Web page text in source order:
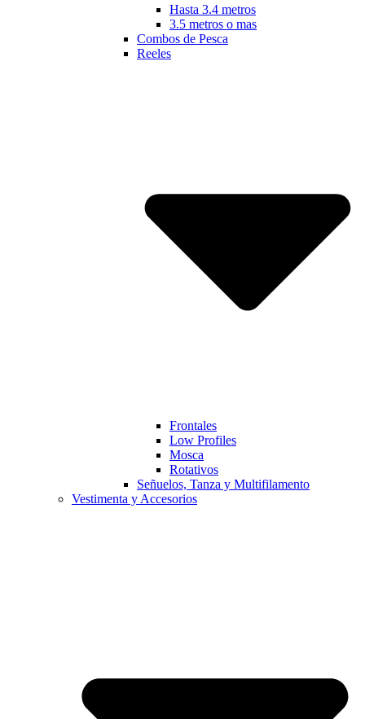
Hasta 3.4 metros
3.5 metros o mas
Combos de Pesca
Reeles
Frontales
Low Profiles
Mosca
Rotativos
Señuelos, Tanza y Multifilamento
Vestimenta y Accesorios